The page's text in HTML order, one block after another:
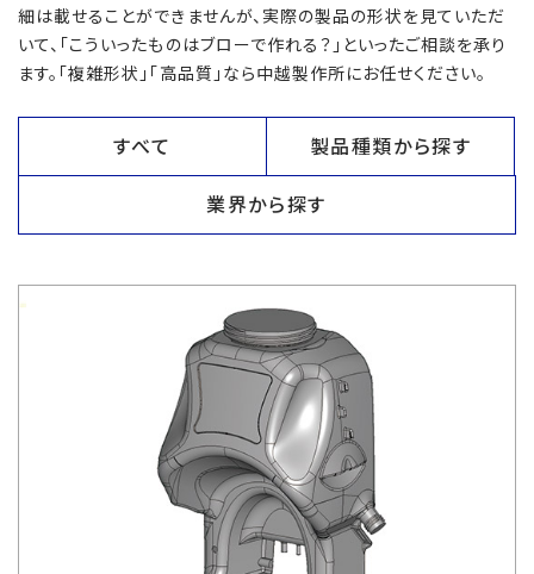
細は載せることができませんが、実際の製品の形状を見ていただ
いて、「こういったものはブローで作れる？」といったご相談を承り
ます。「複雑形状」「高品質」なら中越製作所にお任せください。
すべて 製品種類から探す
業界から探す